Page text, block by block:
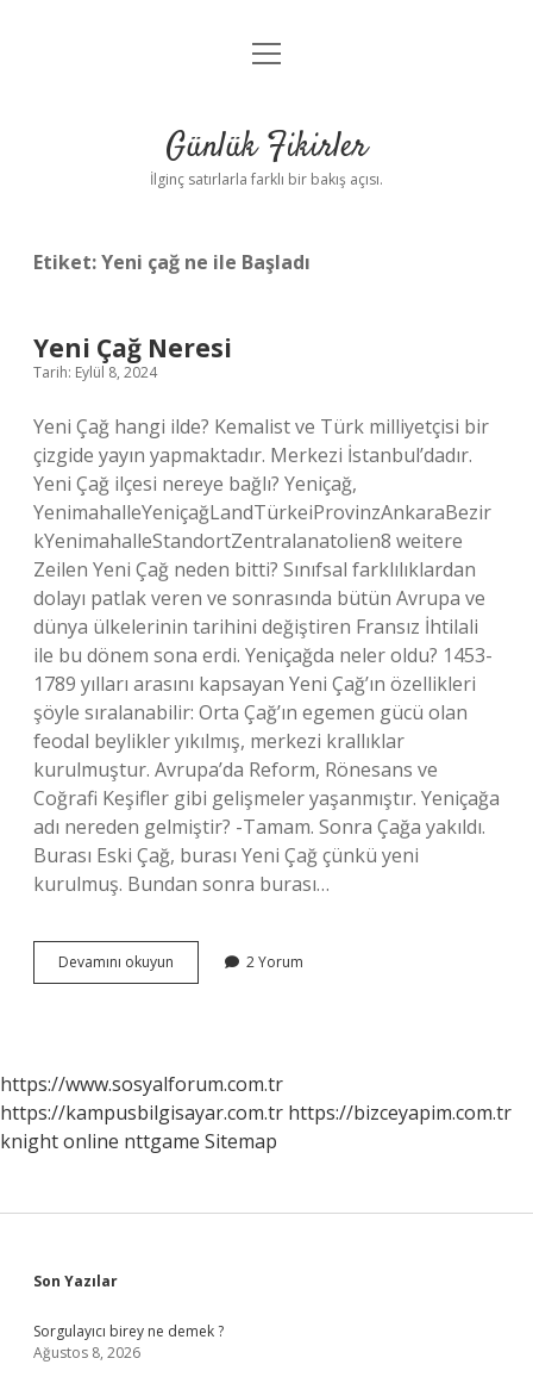
Anasayfa
Yasal Uyarı
menüyü
Günlük Fikirler
İlginç satırlarla farklı bir bakış açısı.
Etiket:Yeni çağ ne ile Başladı
Yeni Çağ Neresi
Tarih: Eylül 8, 2024
Yeni Çağ hangi ilde? Kemalist ve Türk milliyetçisi bir
çizgide yayın yapmaktadır. Merkezi İstanbul’dadır.
Yeni Çağ ilçesi nereye bağlı? Yeniçağ,
YenimahalleYeniçağLandTürkeiProvinzAnkaraBezir
kYenimahalleStandortZentralanatolien8 weitere
Zeilen Yeni Çağ neden bitti? Sınıfsal farklılıklardan
dolayı patlak veren ve sonrasında bütün Avrupa ve
dünya ülkelerinin tarihini değiştiren Fransız İhtilali
ile bu dönem sona erdi. Yeniçağda neler oldu? 1453-
1789 yılları arasını kapsayan Yeni Çağ’ın özellikleri
şöyle sıralanabilir: Orta Çağ’ın egemen gücü olan
feodal beylikler yıkılmış, merkezi krallıklar
kurulmuştur. Avrupa’da Reform, Rönesans ve
Coğrafi Keşifler gibi gelişmeler yaşanmıştır. Yeniçağa
adı nereden gelmiştir? -Tamam. Sonra Çağa yakıldı.
Burası Eski Çağ, burası Yeni Çağ çünkü yeni
kurulmuş. Bundan sonra burası…
Devamını okuyun
Çağ
2 Yorum
https://www.sosyalforum.com.tr
https://kampusbilgisayar.com.tr https://bizceyapim.com.tr
knight online nttgame Sitemap
Sidebar
Son Yazılar
Sorgulayıcı birey ne demek ?
Ağustos 8, 2026